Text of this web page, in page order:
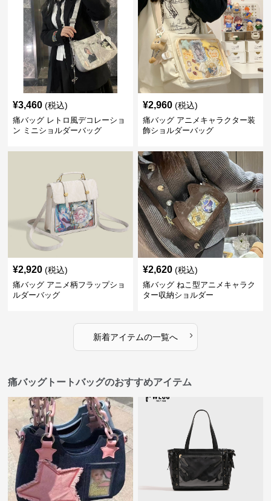
¥3,460 (税込)
痛バッグ レトロ風デコレーショ
ン ミニショルダーバッグ
¥2,960 (税込)
痛バッグ アニメキャラクター装
飾ショルダーバッグ
¥2,920 (税込)
痛バッグ アニメ柄フラップショ
ルダーバッグ
¥2,620 (税込)
痛バッグ ねこ型アニメキャラク
ター収納ショルダー
新着アイテムの一覧へ ›
痛バッグトートバッグのおすすめアイテム